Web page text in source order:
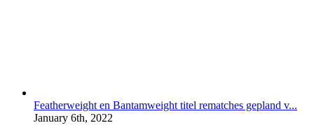
Featherweight en Bantamweight titel rematches gepland v...
January 6th, 2022